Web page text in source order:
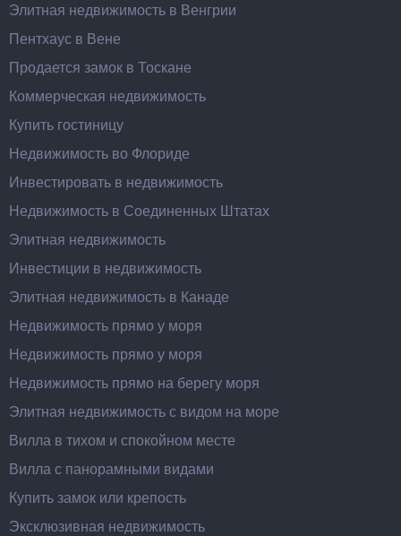
Элитная недвижимость в Венгрии
Пентхаус в Вене
Продается замок в Тоскане
Коммерческая недвижимость
Купить гостиницу
Недвижимость во Флориде
Инвестировать в недвижимость
Недвижимость в Соединенных Штатах
Элитная недвижимость
Инвестиции в недвижимость
Элитная недвижимость в Канаде
Недвижимость прямо у моря
Недвижимость прямо у моря
Недвижимость прямо на берегу моря
Элитная недвижимость с видом на море
Вилла в тихом и спокойном месте
Вилла с панорамными видами
Купить замок или крепость
Эксклюзивная недвижимость